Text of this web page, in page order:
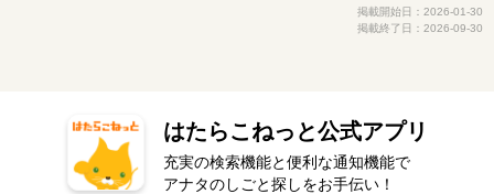
掲載開始日：2026-01-30
掲載終了日：2026-09-30
はたらこねっと公式アプリ
充実の検索機能と便利な通知機能で
アナタのしごと探しをお手伝い！